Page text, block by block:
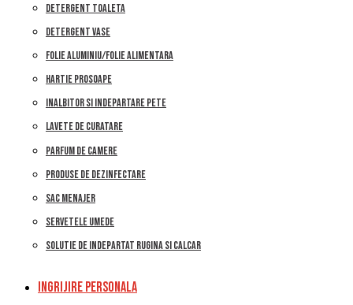
DETERGENT TOALETA
DETERGENT VASE
FOLIE ALUMINIU/FOLIE ALIMENTARA
HARTIE PROSOAPE
INALBITOR SI INDEPARTARE PETE
LAVETE DE CURATARE
PARFUM DE CAMERE
PRODUSE DE DEZINFECTARE
SAC MENAJER
SERVETELE UMEDE
SOLUTIE DE INDEPARTAT RUGINA SI CALCAR
INGRIJIRE PERSONALA